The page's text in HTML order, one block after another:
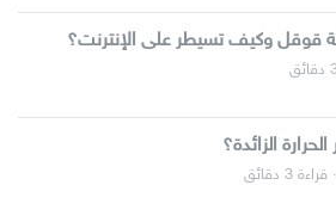
قوقل وكيف تسيطر على الإنترنت؟
الزائدة؟
3 دقائق